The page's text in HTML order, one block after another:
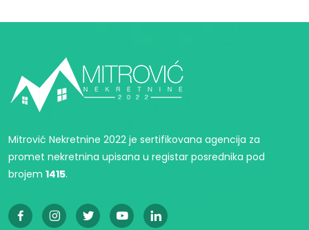
Mitrović Nekretnine 2022 je sertifikovana agencija za
promet nekretnina upisana u registar posrednika pod
brojem 1415.